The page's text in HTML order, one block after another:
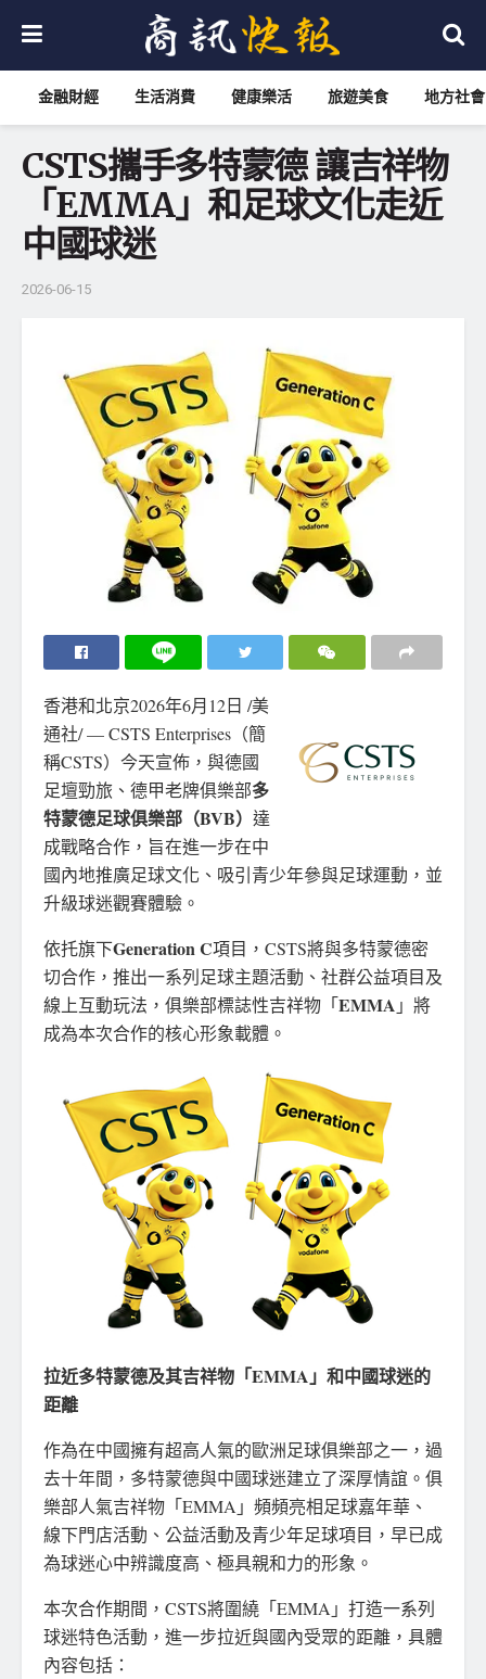
金融財經 生活消費 健康樂活 旅遊美食 地方社會
CSTS攜手多特蒙德 讓吉祥物
「EMMA」和足球文化走近
中國球迷
2026-06-15
香港和北京2026年6月12日 /美
通社/ — CSTS Enterprises（簡
稱CSTS）今天宣佈，與德國
足壇勁旅、德甲老牌俱樂部多
特蒙德足球俱樂部（BVB） 達
成戰略合作，旨在進一步在中
國內地推廣足球文化、吸引青少年參與足球運動，並
升級球迷觀賽體驗。
依托旗下Generation C項目，CSTS將與多特蒙德密
切合作，推出一系列足球主題活動、社群公益項目及
線上互動玩法，俱樂部標誌性吉祥物「EMMA 」將
成為本次合作的核心形象載體。
拉近多特蒙德及其吉祥物「EMMA 」和中國球迷的
距離
作為在中國擁有超高人氣的歐洲足球俱樂部之一，過
去十年間，多特蒙德與中國球迷建立了深厚情誼。俱
樂部人氣吉祥物「EMMA」頻頻亮相足球嘉年華、
線下門店活動、公益活動及青少年足球項目，早已成
為球迷心中辨識度高、極具親和力的形象。
本次合作期間，CSTS將圍繞「EMMA」打造一系列
球迷特色活動，進一步拉近與國內受眾的距離，具體
內容包括：